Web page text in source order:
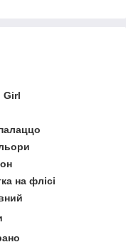
Girl
на флісі